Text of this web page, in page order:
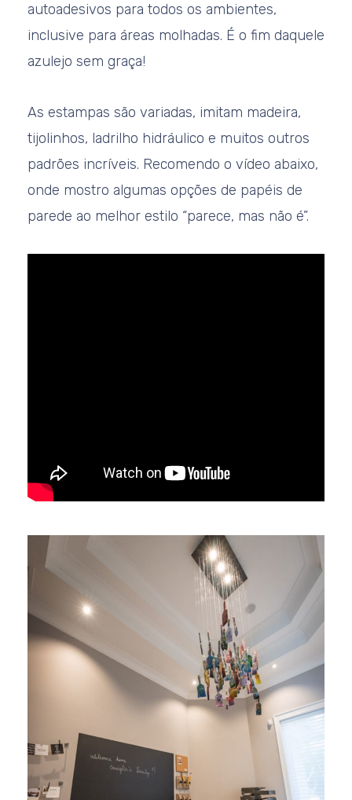
autoadesivos para todos os ambientes,
inclusive para áreas molhadas. É o fim daquele
azulejo sem graça!
As estampas são variadas, imitam madeira,
tijolinhos, ladrilho hidráulico e muitos outros
padrões incríveis. Recomendo o vídeo abaixo,
onde mostro algumas opções de papéis de
parede ao melhor estilo “parece, mas não é”.